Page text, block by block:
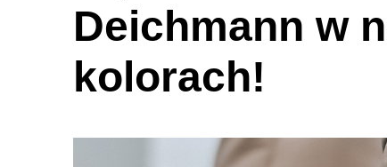
Deichmann w
kolorach!